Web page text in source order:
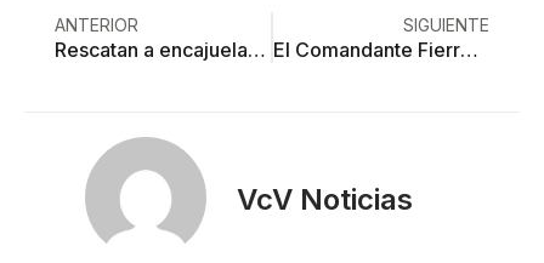
ANTERIOR
Rescatan a encajuelado en Edoméx, sus secuestradores serían del CJNG
SIGUIENTE
El Comandante Fierro, el supersicario de la FM que la Fiscalía no ha podido capturar
VcV Noticias